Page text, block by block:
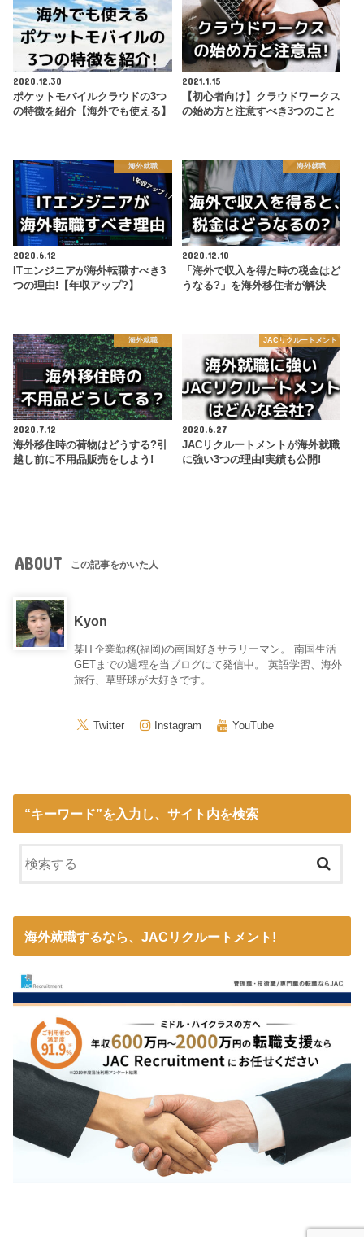
2020.12.30
ポケットモバイルクラウドの3つ
の特徴を紹介【海外でも使える】
2021.1.15
【初心者向け】クラウドワークス
の始め方と注意すべき3つのこと
海外就職
2020.6.12
ITエンジニアが海外転職すべき3
つの理由!【年収アップ?】
海外就職
2020.12.10
「海外で収入を得た時の税金はど
うなる?」を海外移住者が解決
海外就職
2020.7.12
海外移住時の荷物はどうする?引
越し前に不用品販売をしよう!
JACリクルートメント
2020.6.27
JACリクルートメントが海外就職
に強い3つの理由!実績も公開!
ABOUT この記事をかいた人
Kyon
某IT企業勤務(福岡)の南国好きサラリーマン。 南国生活
GETまでの過程を当ブログにて発信中。 英語学習、海外
旅行、草野球が大好きです。
Twitter Instagram YouTube
“キーワード”を入力し、サイト内を検索
海外就職するなら、JACリクルートメント!